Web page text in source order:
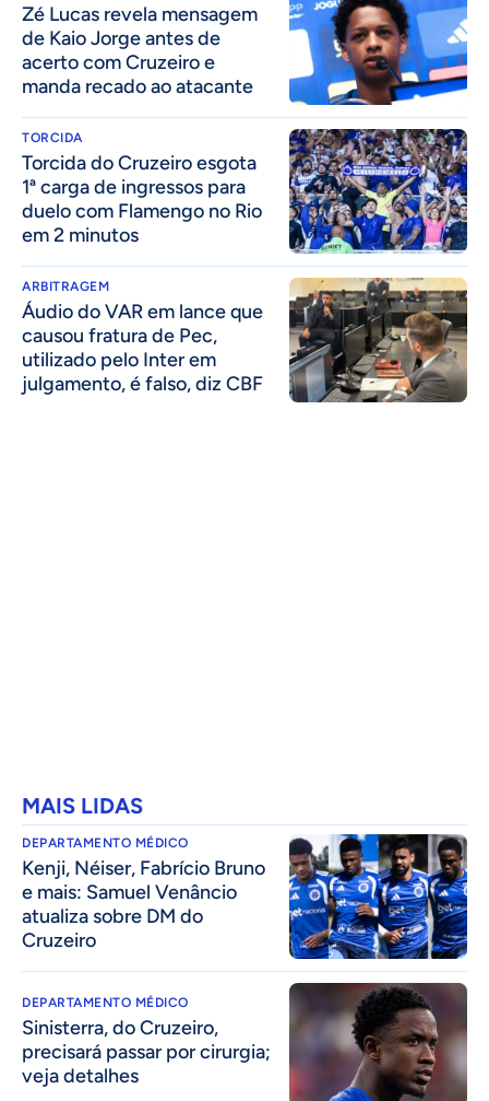
Zé Lucas revela mensagem
de Kaio Jorge antes de
acerto com Cruzeiro e
manda recado ao atacante
TORCIDA
Torcida do Cruzeiro esgota
1ª carga de ingressos para
duelo com Flamengo no Rio
em 2 minutos
ARBITRAGEM
Áudio do VAR em lance que
causou fratura de Pec,
utilizado pelo Inter em
julgamento, é falso, diz CBF
MAIS LIDAS
DEPARTAMENTO MÉDICO
Kenji, Néiser, Fabrício Bruno
e mais: Samuel Venâncio
atualiza sobre DM do
Cruzeiro
DEPARTAMENTO MÉDICO
Sinisterra, do Cruzeiro,
precisará passar por cirurgia;
veja detalhes